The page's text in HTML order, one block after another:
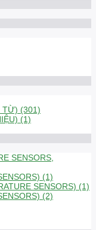
TỪ) (301)
(1)
SENSORS,
(1)
SENSORS) (1)
(2)